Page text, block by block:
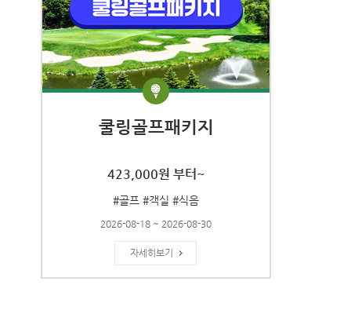
쿨링골프패키지
423,000원 부터~
#골프 #객실 #식음
2026-08-18 ~ 2026-08-30
자세히보기